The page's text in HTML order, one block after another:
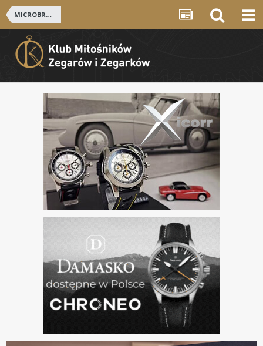
MICROBRANDY I PRODUCENCI NIEZALEŻNI